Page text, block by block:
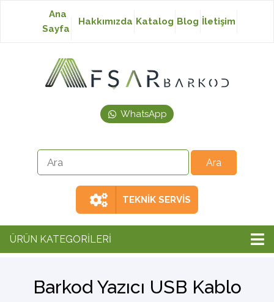
Baskısız Etiket
Japon Akmaz Yıkama
Ribon
Ana
Sayfa
Hakkımızda Katalog Blog İletişim
WhatsApp
TEKNİK SERVİS
ÜRÜN KATEGORİLERİ
Barkod Yazıcı USB Kablo